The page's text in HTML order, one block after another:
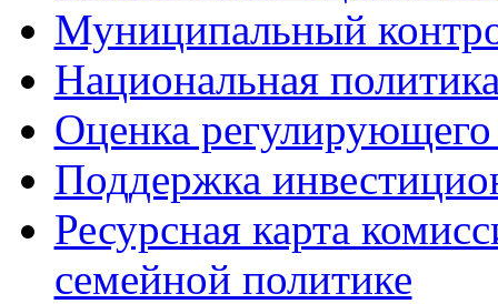
Муниципальный
Национальная
Оценка регулирующего
Поддержка
Ресурсная карта
семейной политике